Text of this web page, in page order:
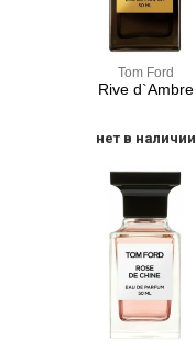
Tom Ford
Rive d`Ambre
нет в наличии